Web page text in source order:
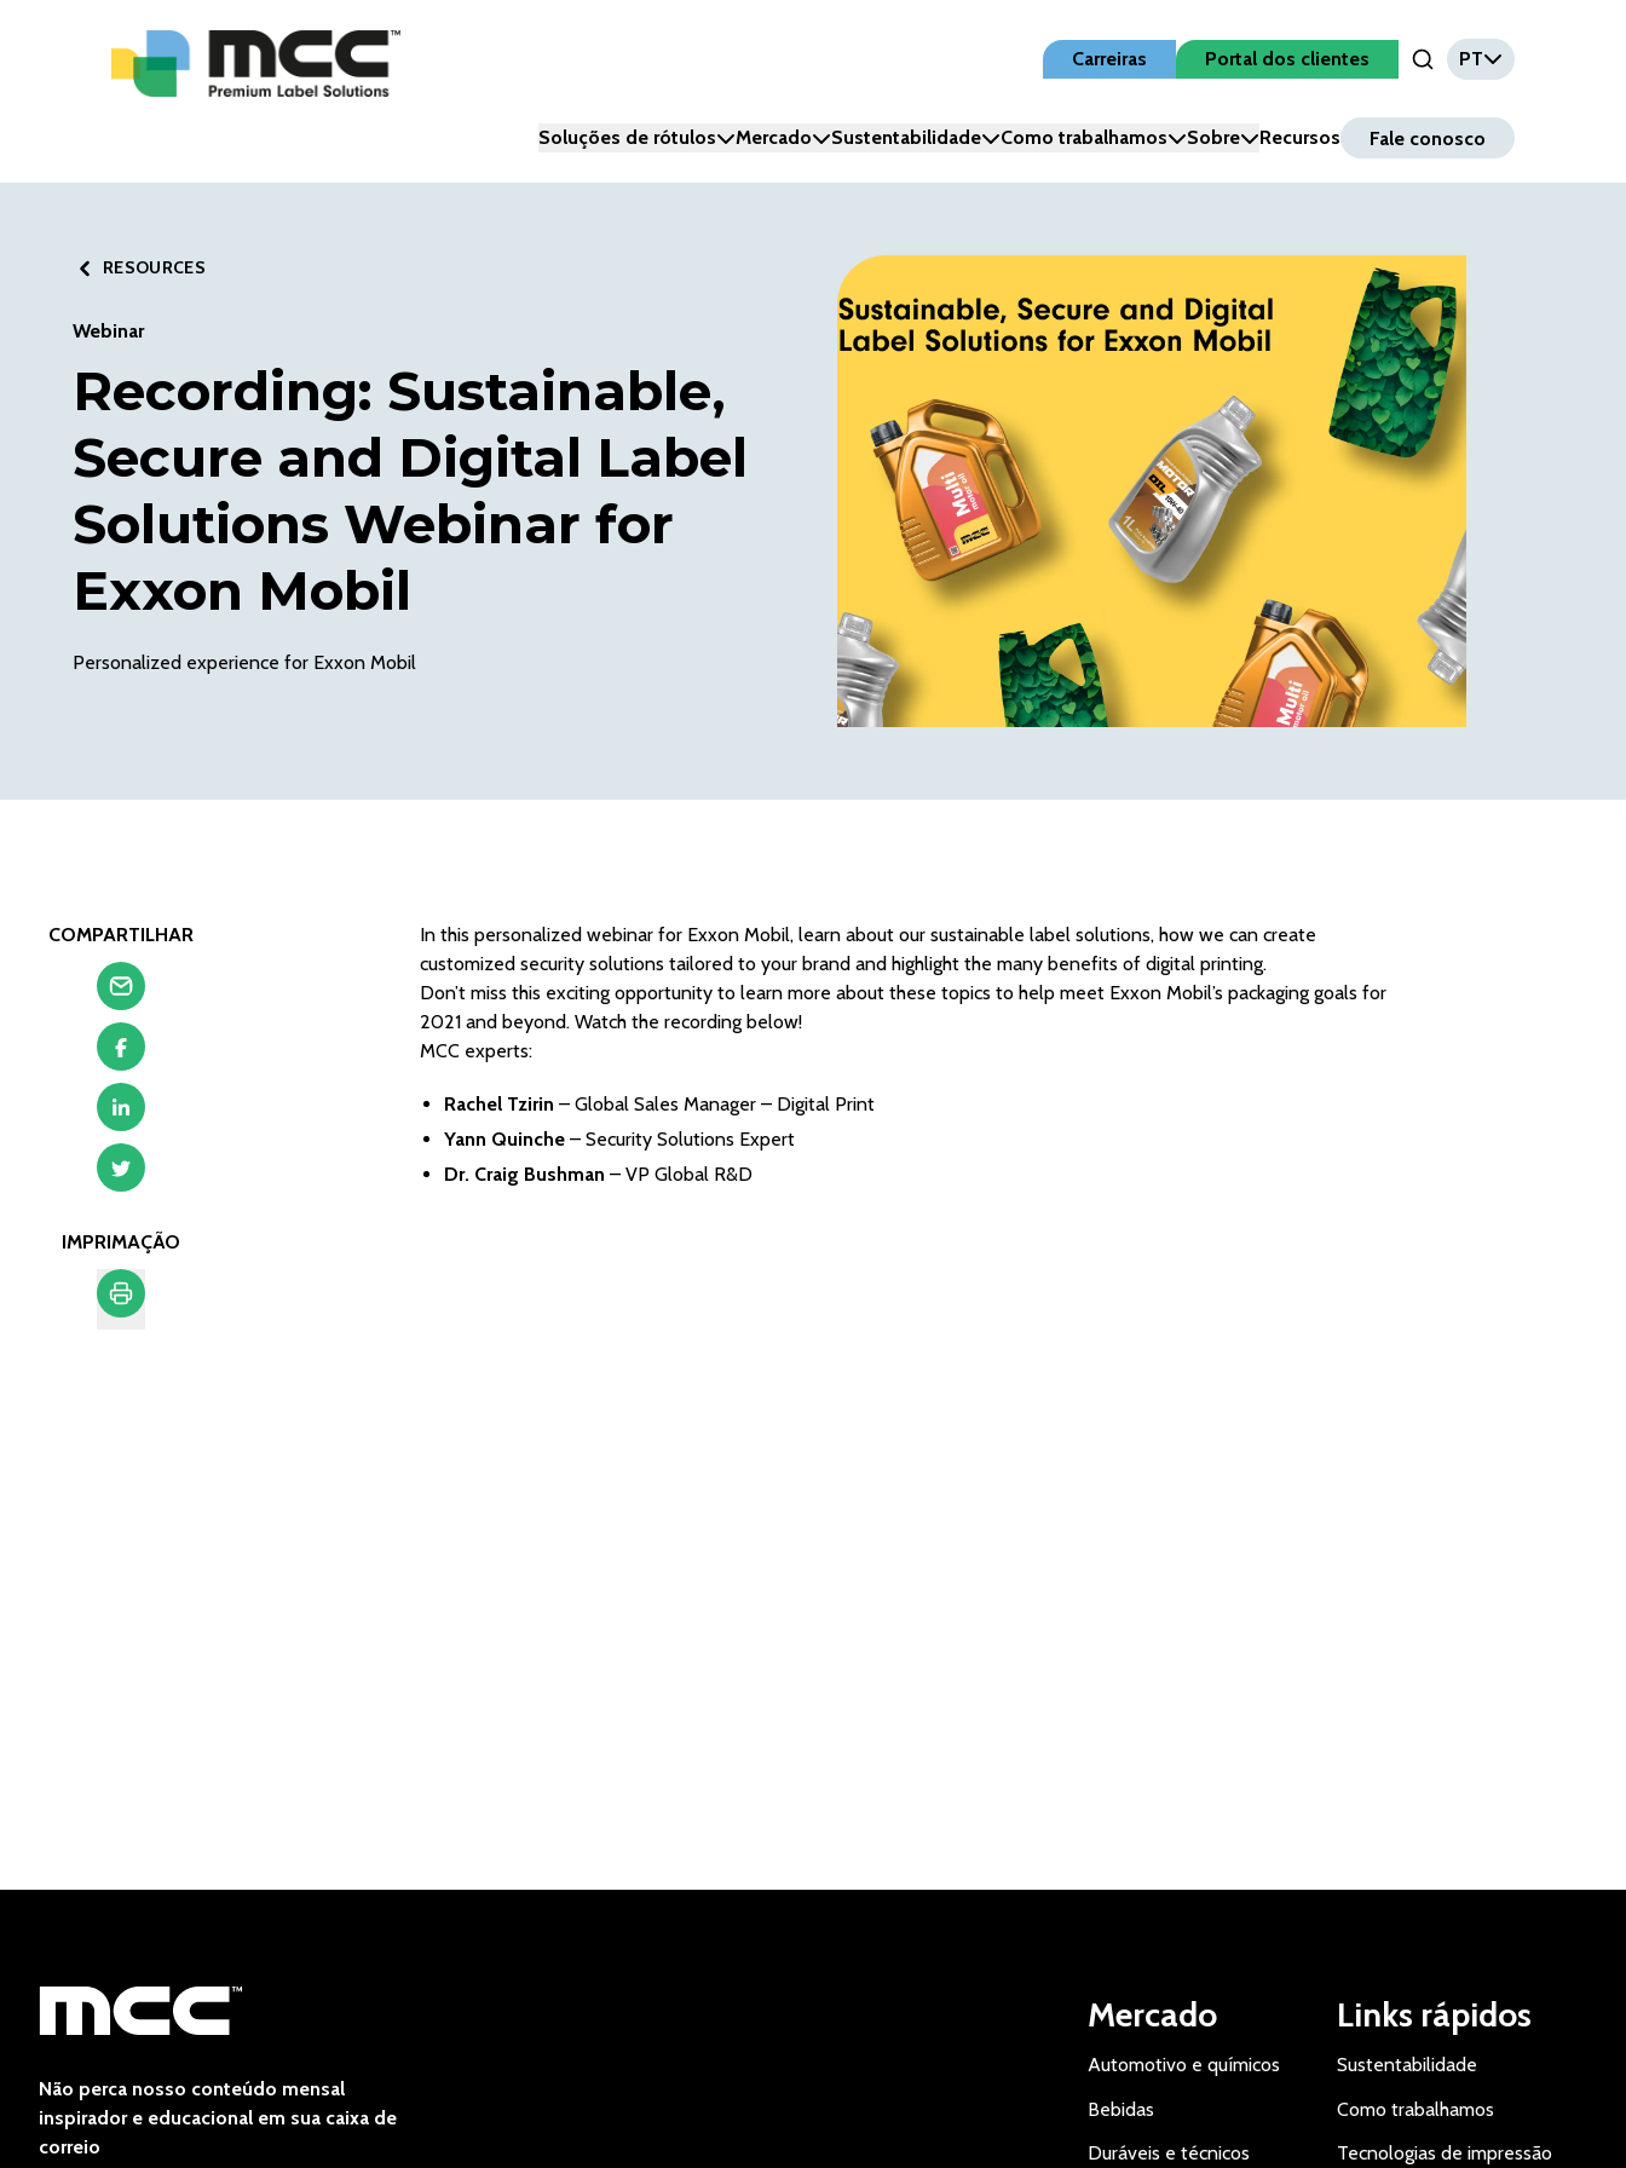
Carreiras
Portal dos clientes
Open Search Input
PT
Soluções de rótulos Mercado Sustentabilidade Como trabalhamos Sobre Recursos Fale conosco
RESOURCES
Webinar
Recording: Sustainable,
Secure and Digital Label
Solutions Webinar for
Exxon Mobil
Personalized experience for Exxon Mobil
COMPARTILHAR
IMPRIMAÇÃO
In this personalized webinar for Exxon Mobil, learn about our sustainable label solutions, how we can create
customized security solutions tailored to your brand and highlight the many benefits of digital printing.
Don’t miss this exciting opportunity to learn more about these topics to help meet Exxon Mobil’s packaging goals for
2021 and beyond. Watch the recording below!
MCC experts:
Rachel Tzirin – Global Sales Manager – Digital Print
Yann Quinche– Security Solutions Expert
Dr. Craig Bushman – VP Global R&D
Não perca nosso conteúdo mensal
inspirador e educacional em sua caixa de
correio
Mercado
Automotivo e químicos
Bebidas
Duráveis e técnicos
Links rápidos
Sustentabilidade
Como trabalhamos
Tecnologias de impressão